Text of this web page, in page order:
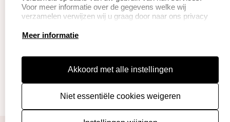
Productinformatie:
Instructie voor
Aanleverspecificaties
Safety Sheets
Voor meer informatie over de gegevens welke wij
verzamelen verwijzen wij u graag door naar ons privacy
Meer informatie
Akkoord met alle instellingen
Niet essentiële cookies weigeren